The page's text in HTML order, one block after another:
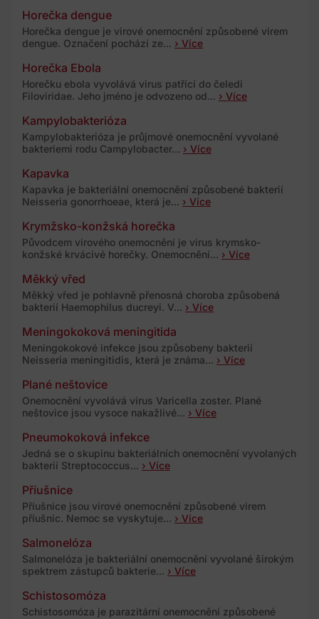
Horečka dengue
Horečka dengue je virové onemocnění způsobené virem
dengue. Označení pochází ze... › Více
Horečka Ebola
Horečku ebola vyvolává virus patřící do čeledi
Filoviridae. Jeho jméno je odvozeno od... › Více
Kampylobakterióza
Kampylobakterióza je průjmové onemocnění vyvolané
bakteriemi rodu Campylobacter... › Více
Kapavka
Kapavka je bakteriální onemocnění způsobené bakterií
Neisseria gonorrhoeae, která je... › Více
Krymžsko-konžská horečka
Původcem virového onemocnění je virus krymsko-
konžské krvácivé horečky. Onemocnění... › Více
Měkký vřed
Měkký vřed je pohlavně přenosná choroba způsobená
bakterií Haemophilus ducreyi. V... › Více
Meningokoková meningitida
Meningokokové infekce jsou způsobeny bakterií
Neisseria meningitidis, která je známa... › Více
Plané neštovice
Onemocnění vyvolává virus Varicella zoster. Plané
neštovice jsou vysoce nakažlivé... › Více
Pneumokoková infekce
Jedná se o skupinu bakteriálních onemocnění vyvolaných
bakterií Streptococcus... › Více
Příušnice
Příušnice jsou virové onemocnění způsobené virem
příušnic. Nemoc se vyskytuje... › Více
Salmonelóza
Salmonelóza je bakteriální onemocnění vyvolané širokým
spektrem zástupců bakterie... › Více
Schistosomóza
Schistosomóza je parazitární onemocnění způsobené